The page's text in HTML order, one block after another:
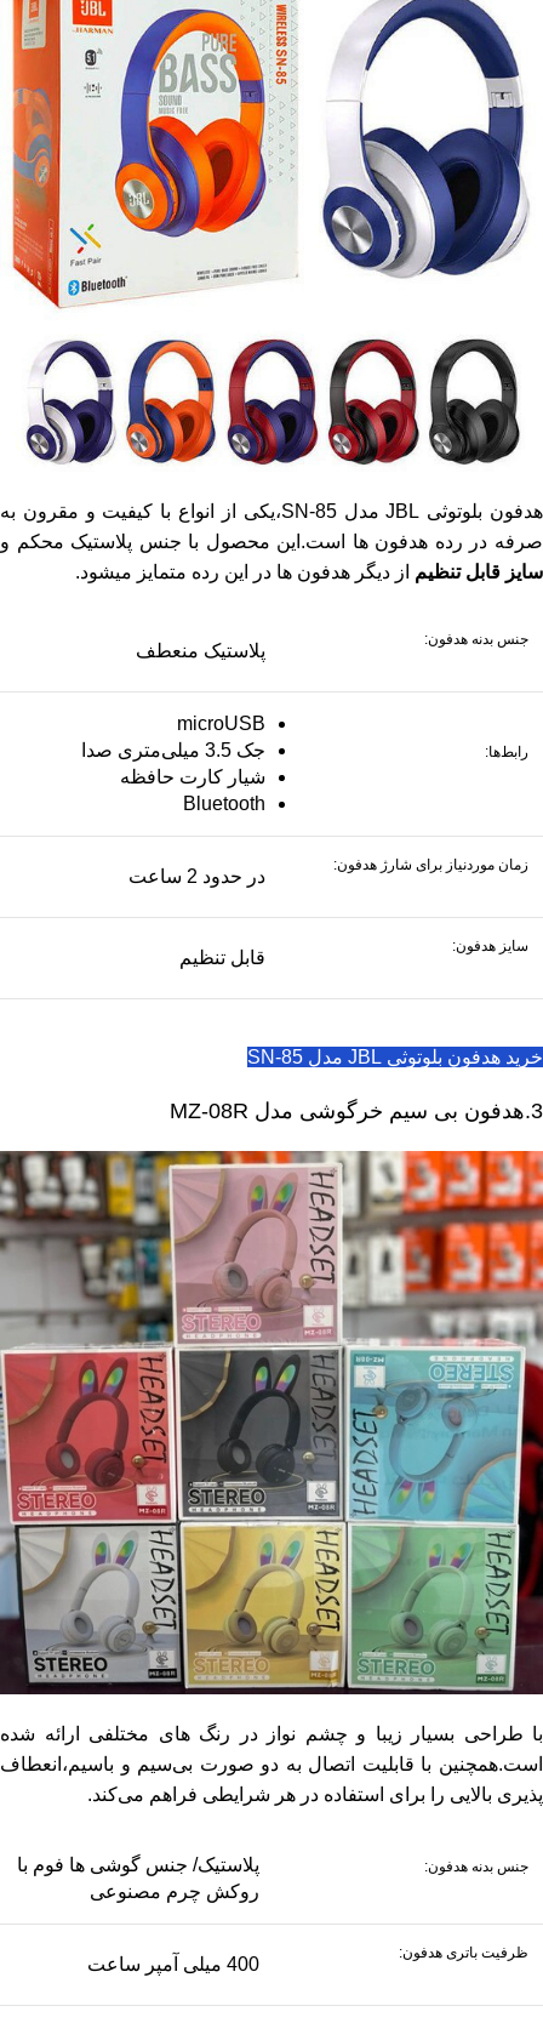
هدفون بلوتوثی JBL مدل SN-85،یکی از انواع با کیفیت و مقرون به
صرفه در رده هدفون ها است.این محصول با جنس پلاستیک محکم و
سایز قابل تنظیم از دیگر هدفون ها در این رده متمایز میشود.
جنس بدنه هدفون:
پلاستیک منعطف
رابط‌ها:
microUSB
جک 3.5 میلی‌متری صدا
شیار کارت حافظه
Bluetooth
زمان موردنیاز برای شارژ هدفون:
در حدود 2 ساعت
سایز هدفون:
قابل تنظیم
خرید هدفون بلوتوثی JBL مدل SN-85
3.هدفون بی سیم خرگوشی مدل MZ-08R
با طراحی بسیار زیبا و چشم نواز در رنگ های مختلفی ارائه شده
است.همچنین با قابلیت اتصال به دو صورت بی‌سیم و باسیم،انعطاف
پذیری بالایی را برای استفاده در هر شرایطی فراهم می‌کند.
جنس بدنه هدفون:
پلاستیک/ جنس گوشی ها فوم با
روکش چرم مصنوعی
ظرفیت باتری هدفون:
400 میلی آمپر ساعت